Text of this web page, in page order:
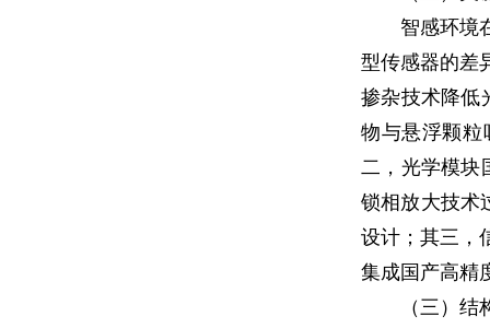
智感环境
型传感器的差
掺杂技术降低
物与悬浮颗粒
二，光学模块
锁相放大技术
设计；其三，
集成国产高精
（三）